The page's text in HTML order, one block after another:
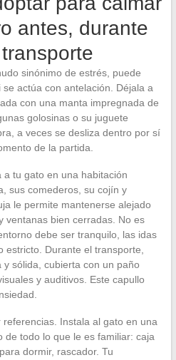
antes, durante
sinónimo de estrés, puede
actúa con antelación. Déjala a
con una manta impregnada de
golosinas o su juguete
a veces se desliza dentro por sí
de la partida.
tu gato en una habitación
sus comederos, su cojín y
le permite mantenerse alejado
ventanas bien cerradas. No es
debe ser tranquilo, las idas
Durante el transporte,
sólida, cubierta con un paño
y auditivos. Este capullo
Instala al gato en una
de todo lo que le es familiar: caja
dormir, rascador. Tu